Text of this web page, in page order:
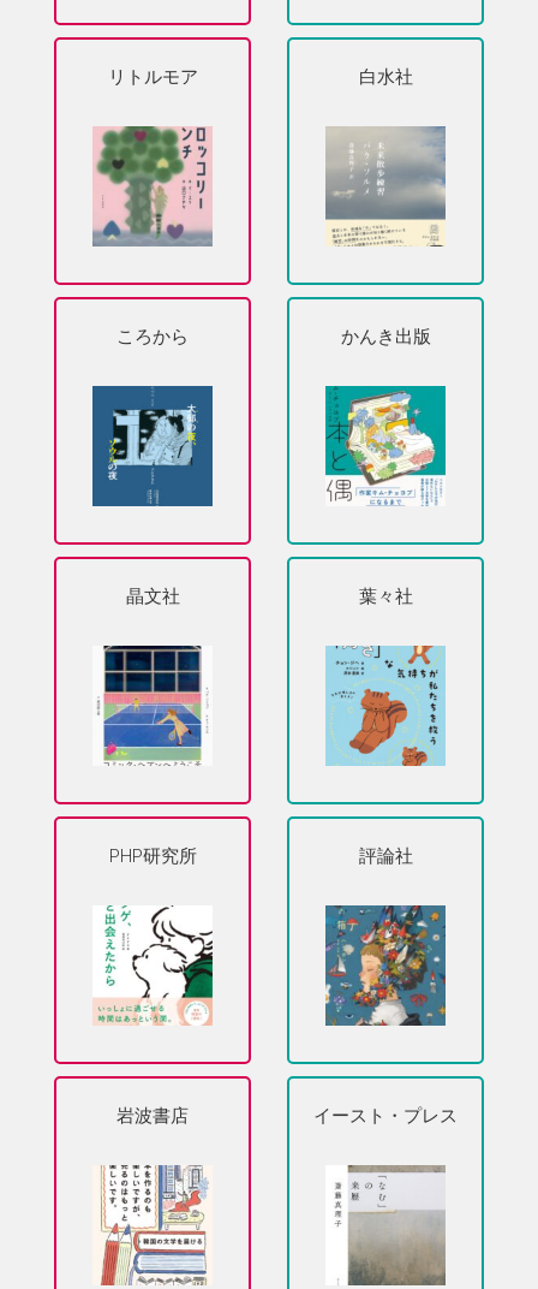
リトルモア 白水社
ころから かんき出版
晶文社 葉々社
PHP研究所 評論社
岩波書店 イースト・プレス